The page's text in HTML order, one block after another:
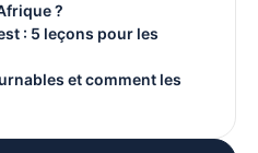
?
: 5 leçons pour les
et comment les